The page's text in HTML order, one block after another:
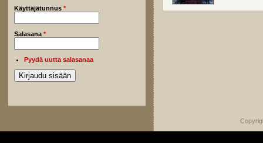
Käyttäjätunnus *
Salasana *
Pyydä uutta salasanaa